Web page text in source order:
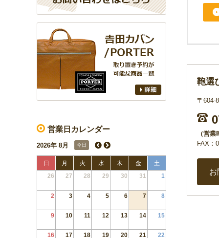
営業日カレンダー
2026年 8月 今日
日 月 火 水 木 金
土
26
27 28 29 30 31 1
2 3 4 5 6 7 8
9 10 11 12 13 14 15
16 17 18 19 20 21 22
鞄選
〒604-
（営
FAX：
お